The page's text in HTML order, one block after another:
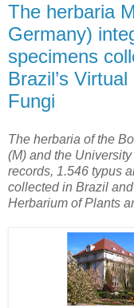
The herbaria
Germany)
specimens
Brazil’s
Fungi
The herbaria of the
(M) and the
records, 1.546 typus
collected in Brazil
Herbarium of Plants